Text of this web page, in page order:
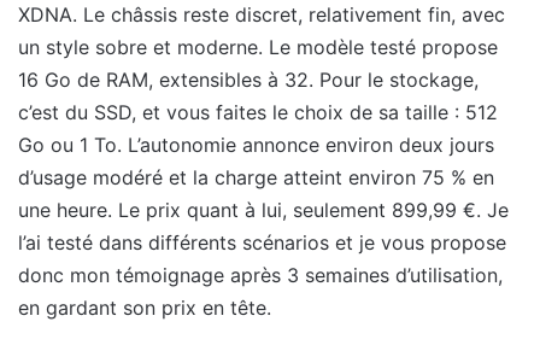
XDNA. Le châssis reste discret, relativement fin, avec
un style sobre et moderne. Le modèle testé propose
16 Go de RAM, extensibles à 32. Pour le stockage,
c’est du SSD, et vous faites le choix de sa taille : 512
Go ou 1 To. L’autonomie annonce environ deux jours
d’usage modéré et la charge atteint environ 75 % en
une heure. Le prix quant à lui, seulement 899,99 €. Je
l’ai testé dans différents scénarios et je vous propose
donc mon témoignage après 3 semaines d’utilisation,
en gardant son prix en tête.